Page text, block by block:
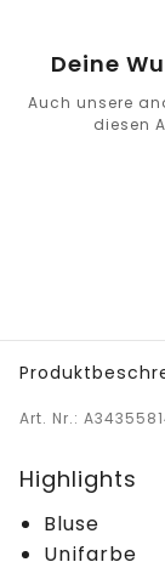
Deine
Auch unsere
diesen
Art. Nr.:
Highlights
Bluse
Unifarbe